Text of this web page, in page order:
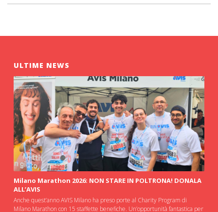
ULTIME NEWS
Milano Marathon 2026: NON STARE IN POLTRONA! DONALA
ALL’AVIS
Anche quest’anno AVIS Milano ha preso porte al Charity Program di
Milano Marathon con 15 staffette benefiche. Un’opportunità fantastica per